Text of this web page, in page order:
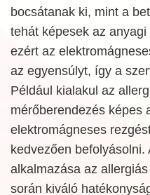
bocsátanak ki, mint a
tehát képesek az
ezért az
az egyensúlyt, így a
Például kialakul az
mérőberendezés képes
elektromágneses
kedvezően befolyásolni.
alkalmazása az
során kiváló